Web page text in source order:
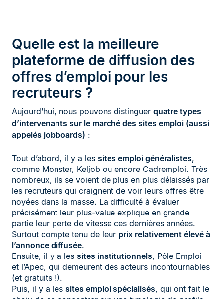
Quelle est la meilleure
plateforme de diffusion des
offres d’emploi pour les
recruteurs ?
Aujourd’hui, nous pouvons distinguer quatre types
d’intervenants sur le marché des sites emploi (aussi
appelés jobboards) :
Tout d’abord, il y a les sites emploi généralistes,
comme Monster, Keljob ou encore Cadremploi. Très
nombreux, ils se voient de plus en plus délaissés par
les recruteurs qui craignent de voir leurs offres être
noyées dans la masse. La difficulté à évaluer
précisément leur plus-value explique en grande
partie leur perte de vitesse ces dernières années.
Surtout compte tenu de leur prix relativement élevé à
l’annonce diffusée.
Ensuite, il y a les sites institutionnels, Pôle Emploi
et l’Apec, qui demeurent des acteurs incontournables
(et gratuits !).
Puis, il y a les sites emploi spécialisés, qui ont fait le